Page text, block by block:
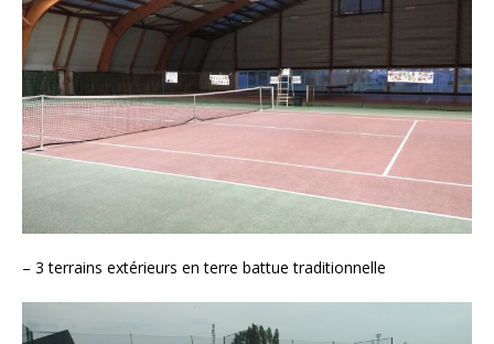
– 3 terrains extérieurs en terre battue traditionnelle